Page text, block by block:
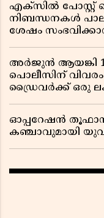
എക്സിൽ പോസ്റ്റ്
നിബന്ധനകൾ
ശേഷം
അർജുൻ ആയങ്കി
പൊലീസിന്
ഡ്രൈവർക്ക് ഒരു
ഓപ്പറേഷൻ തൂഫാൻ;
കഞ്ചാവുമായി